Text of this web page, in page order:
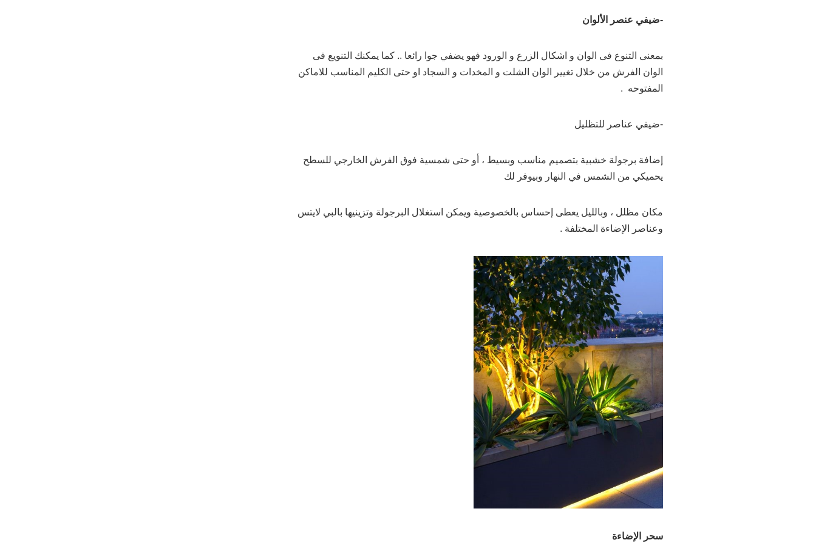
-ضيفي عنصر الألوان
بمعنى التنوع فى الوان و اشكال الزرع و الورود فهو يضفي جوا رائعا .. كما يمكنك التنويع فى
الوان الفرش من خلال تغيير الوان الشلت و المخدات و السجاد او حتى الكليم المناسب للاماكن
المفتوحه .
-ضيفي عناصر للتظليل
إضافة برجولة خشبية بتصميم مناسب وبسيط ، أو حتى شمسية فوق الفرش الخارجي للسطح
يحميكي من الشمس في النهار وبيوفر لك
مكان مظلل ، وبالليل يعطى إحساس بالخصوصية ويمكن استغلال البرجولة وتزينيها بالبي لايتس
وعناصر الإضاءة المختلفة .
سحر الإضاءة